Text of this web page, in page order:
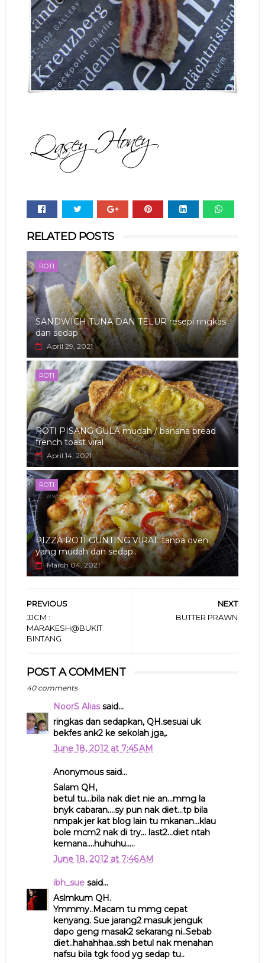
RELATED POSTS
ROTI
SANDWICH TUNA DAN TELUR resepi ringkas
dan sedap
April 29, 2021
ROTI
ROTI PISANG GULA mudah / banana bread
french toast viral
April 14, 2021
ROTI
PIZZA ROTI GUNTING VIRAL tanpa oven
yang mudah dan sedap..
March 04, 2021
NEXT
BUTTER PRAWN
PREVIOUS
JJCM :
MARAKESH@BUKIT
BINTANG
POST A COMMENT
40 comments
NoorS Aliassaid...
ringkas dan sedapkan, QH.sesuai uk
bekfes ank2 ke sekolah jga,.
June 18, 2012 at 7:45 AM
Anonymous said...
Salam QH,
betul tu...bila nak diet nie an...mmg la
bnyk cabaran....sy pun nak diet...tp bila
nmpak jer kat blog lain tu mkanan...klau
bole mcm2 nak di try... last2...diet ntah
kemana....huhuhu.....
June 18, 2012 at 7:46 AM
ibh_suesaid...
Aslmkum QH.
Ymmmy..Macam tu mmg cepat
kenyang. Sue jarang2 masuk jenguk
dapo geng masak2 sekarang ni..Sebab
diet..hahahhaa..ssh betul nak menahan
nafsu bila tgk food yg sedap tu..